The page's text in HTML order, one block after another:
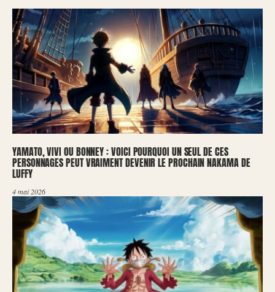
YAMATO, VIVI OU BONNEY : VOICI POURQUOI UN SEUL DE CES
PERSONNAGES PEUT VRAIMENT DEVENIR LE PROCHAIN NAKAMA DE
LUFFY
4 mai 2026